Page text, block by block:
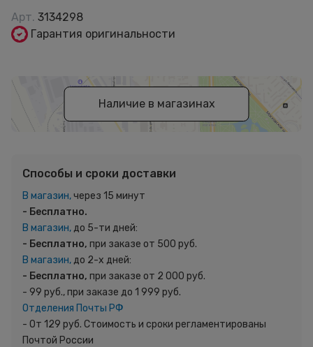
Арт. 3134298
Гарантия оригинальности
Наличие в магазинах
Способы и сроки доставки
В магазин,через 15 минут
- Бесплатно.
В магазин,до 5-ти дней:
- Бесплатно, при заказе от 500 руб.
В магазин,до 2-х дней:
- Бесплатно, при заказе от 2 000 руб.
- 99 руб., при заказе до 1 999 руб.
Отделения Почты РФ
- От 129 руб. Стоимость и сроки регламентированы
Почтой России